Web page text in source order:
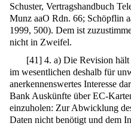
Schuster, Vertragshandbuch
Munz aaO Rdn. 66; Schöpflin
1999, 500). Dem ist
nicht in Zweifel.
[41] 4. a) Die Revision
im wesentlichen deshalb für
anerkennenswertes Interesse
Bank Auskünfte über EC-
einzuholen: Zur Abwicklung
Daten nicht benötigt und dem